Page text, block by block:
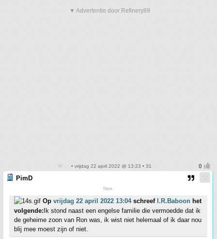
▼ Advertentie door Refinery89
• vrijdag 22 april 2022 @ 13:23 • 31
PimD
Nee.
Op vrijdag 22 april 2022 13:04schreef I.R.Baboon het
volgende:Ik stond naast een engelse familie die vermoedde dat ik
de geheime zoon van Ron was, ik wist niet helemaal of ik daar nou
blij mee moest zijn of niet.